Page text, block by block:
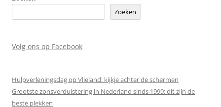
Zoeken
Volg ons op Facebook
Hulpverleningsdag op Vlieland: kijkje achter de schermen
Grootste zonsverduistering in Nederland sinds 1999: dit zijn de
beste plekken